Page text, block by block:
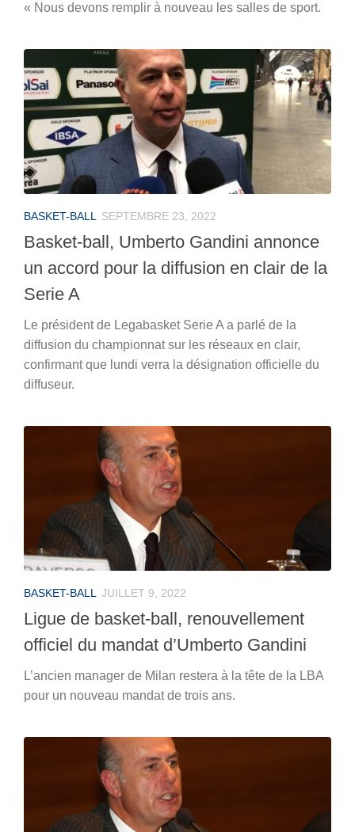
« Nous devons remplir à nouveau les salles de sport.
BASKET-BALL SEPTEMBRE 23, 2022
Basket-ball, Umberto Gandini annonce
un accord pour la diffusion en clair de la
Serie A
Le président de Legabasket Serie A a parlé de la
diffusion du championnat sur les réseaux en clair,
confirmant que lundi verra la désignation officielle du
diffuseur.
BASKET-BALL JUILLET 9, 2022
Ligue de basket-ball, renouvellement
officiel du mandat d’Umberto Gandini
L’ancien manager de Milan restera à la tête de la LBA
pour un nouveau mandat de trois ans.